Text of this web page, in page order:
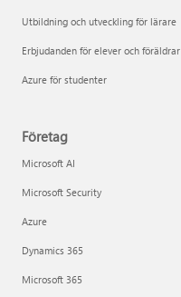
Utbildning och utveckling för lärare
Erbjudanden för elever och föräldrar
Azure för studenter
Företag
Microsoft AI
Microsoft Security
Azure
Dynamics 365
Microsoft 365